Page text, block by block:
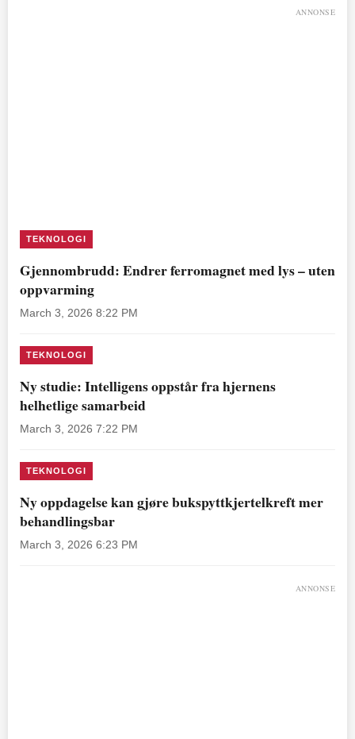
ANNONSE
TEKNOLOGI
Gjennombrudd: Endrer ferromagnet med lys – uten
oppvarming
March 3, 2026 8:22 PM
TEKNOLOGI
Ny studie: Intelligens oppstår fra hjernens
helhetlige samarbeid
March 3, 2026 7:22 PM
TEKNOLOGI
Ny oppdagelse kan gjøre bukspyttkjertelkreft mer
behandlingsbar
March 3, 2026 6:23 PM
ANNONSE